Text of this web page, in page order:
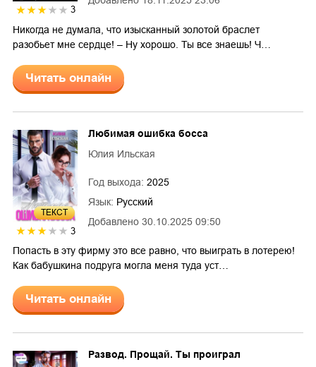
3
Никогда не думала, что изысканный золотой браслет
разобьет мне сердце! – Ну хорошо. Ты все знаешь! Ч…
Читать онлайн
ТЕКСТ
3
Добавлено 30.10.2025 09:50
Любимая ошибка босса
Юлия Ильская
Год выхода: 2025
Язык: Русский
Попасть в эту фирму это все равно, что выиграть в лотерею!
Как бабушкина подруга могла меня туда уст…
Читать онлайн
Развод. Прощай. Ты проиграл